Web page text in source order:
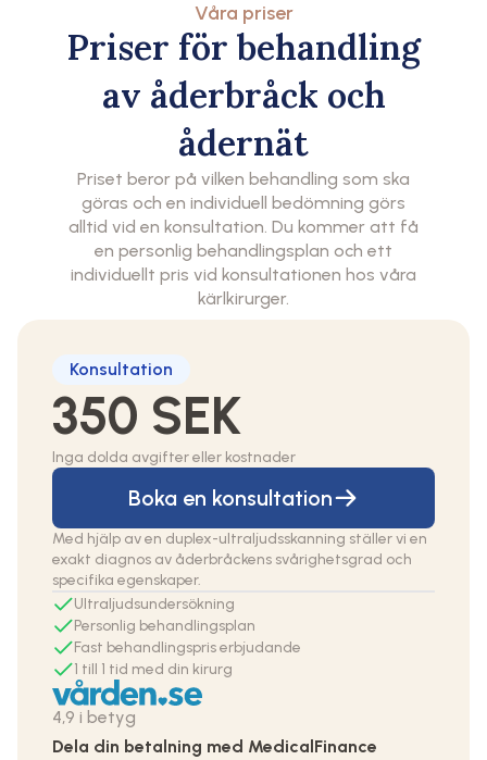
Våra priser
Priser för behandling
av åderbråck och
ådernät
Priset beror på vilken behandling som ska
göras och en individuell bedömning görs
alltid vid en konsultation. Du kommer att få
en personlig behandlingsplan och ett
individuellt pris vid konsultationen hos våra
kärlkirurger.
Konsultation
350 SEK
Inga dolda avgifter eller kostnader
Boka en konsultation
Med hjälp av en duplex-ultraljudsskanning ställer vi en
exakt diagnos av åderbråckens svårighetsgrad och
specifika egenskaper.
Ultraljudsundersökning
Personlig behandlingsplan
Fast behandlingspris erbjudande
1 till 1 tid med din kirurg
4,9 i betyg
Dela din betalning med MedicalFinance